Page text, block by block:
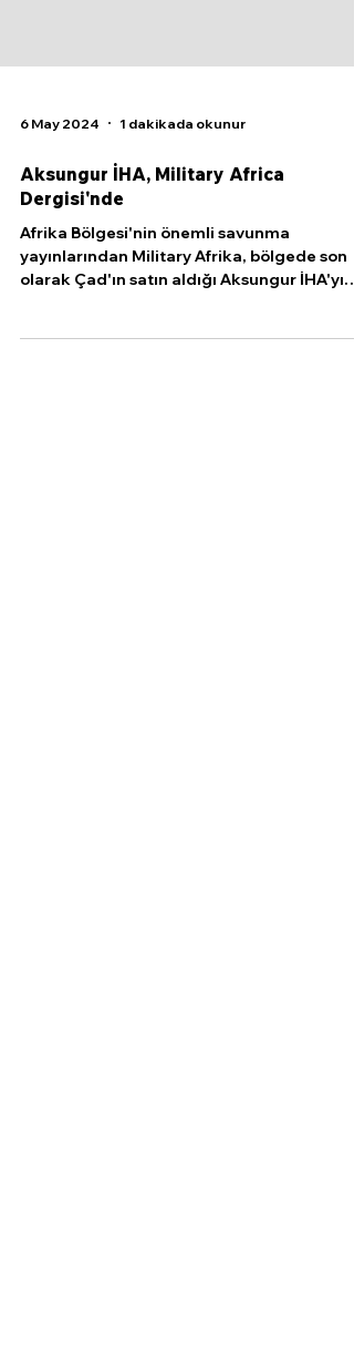
6 May 2024 1 dakikada okunur
Aksungur İHA, Military Africa